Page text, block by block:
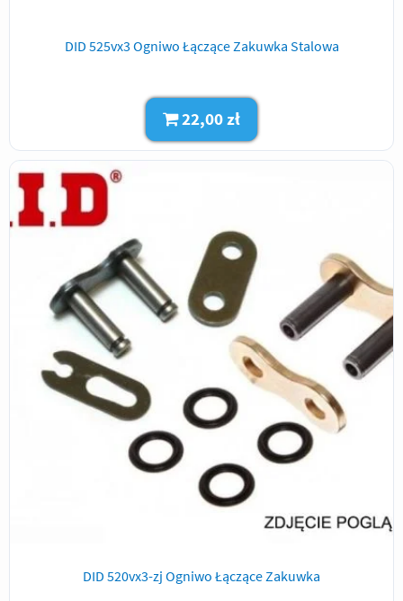
DID 525vx3 Ogniwo Łączące Zakuwka Stalowa
22,00 zł
DID 520vx3-zj Ogniwo Łączące Zakuwka